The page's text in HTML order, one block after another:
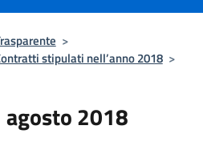
>
stipulati nell’anno 2018 >
agosto 2018